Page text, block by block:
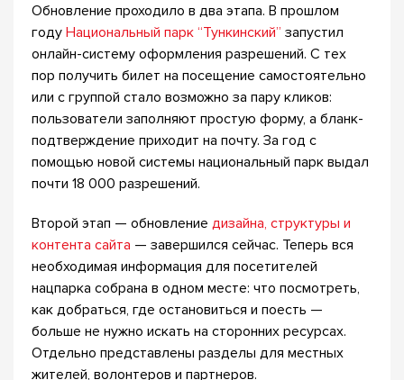
Обновление проходило в два этапа. В прошлом
году Национальный парк “Тункинский” запустил
онлайн-систему оформления разрешений. С тех
пор получить билет на посещение самостоятельно
или с группой стало возможно за пару кликов:
пользователи заполняют простую форму, а бланк-
подтверждение приходит на почту. За год с
помощью новой системы национальный парк выдал
почти 18 000 разрешений.
Второй этап — обновление дизайна, структуры и
контента сайта — завершился сейчас. Теперь вся
необходимая информация для посетителей
нацпарка собрана в одном месте: что посмотреть,
как добраться, где остановиться и поесть —
больше не нужно искать на сторонних ресурсах.
Отдельно представлены разделы для местных
жителей, волонтеров и партнеров.